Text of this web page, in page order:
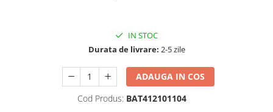
Sisteme de stocare energie
Pachete complete stocare energie
Sisteme de Stocare Comerciale
IN STOC
Durata de livrare: 2-5 zile
ADAUGA IN COS
Cod Produs: BAT412101104